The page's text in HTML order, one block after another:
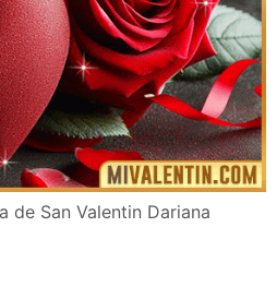
de San Valentin Dariana